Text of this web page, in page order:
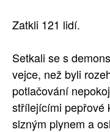
Zatkli 121 lidí.
Setkali se s
vejce, než byli
potlačování
střílejícími pepřové
slzným plynem a